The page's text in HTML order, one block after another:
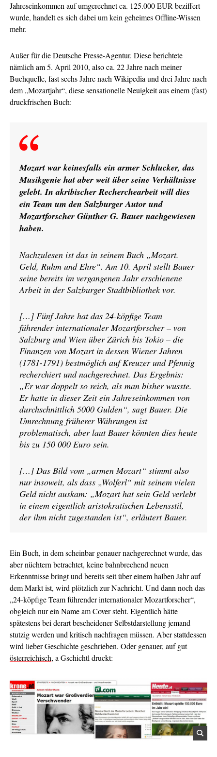
Jahreseinkommen auf umgerechnet ca. 125.000 EUR beziffert
wurde, handelt es sich dabei um kein geheimes Offline-Wissen
mehr.
Außer für die Deutsche Presse-Agentur. Dieseberichtete
nämlich am 5. April 2010, also ca. 22 Jahre nach meiner
Buchquelle, fast sechs Jahre nach Wikipedia und drei Jahre nach
dem „Mozartjahr“, diese sensationelle Neuigkeit aus einem (fast)
druckfrischen Buch:
Mozart war keinesfalls ein armer Schlucker, das
Musikgenie hat aber weit über seine Verhältnisse
gelebt. In akribischer Recherchearbeit will dies
ein Team um den Salzburger Autor und
Mozartforscher Günther G. Bauer nachgewiesen
haben.
Nachzulesen ist das in seinem Buch „Mozart.
Geld, Ruhm und Ehre“. Am 10. April stellt Bauer
seine bereits im vergangenen Jahr erschienene
Arbeit in der Salzburger Stadtbibliothek vor.
[…] Fünf Jahre hat das 24-köpfige Team
führender internationaler Mozartforscher – von
Salzburg und Wien über Zürich bis Tokio – die
Finanzen von Mozart in dessen Wiener Jahren
(1781-1791) bestmöglich auf Kreuzer und Pfennig
recherchiert und nachgerechnet. Das Ergebnis:
„Er war doppelt so reich, als man bisher wusste.
Er hatte in dieser Zeit ein Jahreseinkommen von
durchschnittlich 5000 Gulden“, sagt Bauer. Die
Umrechnung früherer Währungen ist
problematisch, aber laut Bauer könnten dies heute
bis zu 150 000 Euro sein.
[…] Das Bild vom „armen Mozart“ stimmt also
nur insoweit, als dass „Wolferl“ mit seinem vielen
Geld nicht auskam: „Mozart hat sein Geld verlebt
in einem eigentlich aristokratischen Lebensstil,
der ihm nicht zugestanden ist“, erläutert Bauer.
Ein Buch, in dem scheinbar genauer nachgerechnet wurde, das
aber nüchtern betrachtet, keine bahnbrechend neuen
Erkenntnisse bringt und bereits seit über einem halben Jahr auf
dem Markt ist, wird plötzlich zur Nachricht. Und dann noch das
„24-köpfige Team führender internationaler Mozartforscher“,
obgleich nur ein Name am Cover steht. Eigentlich hätte
spätestens bei derart bescheidener Selbstdarstellung jemand
stutzig werden und kritisch nachfragen müssen. Aber stattdessen
wird lieber Geschichte geschrieben. Oder genauer, auf gut
österreichisch, a Gschichtl druckt: